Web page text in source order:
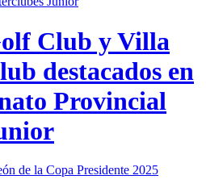
Club y Villa
destacados en
Provincial